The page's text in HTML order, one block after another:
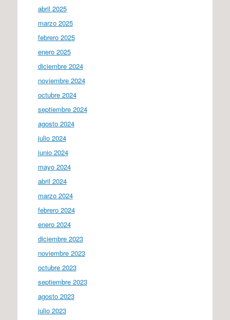
abril 2025
marzo 2025
febrero 2025
enero 2025
diciembre 2024
noviembre 2024
octubre 2024
septiembre 2024
agosto 2024
julio 2024
junio 2024
mayo 2024
abril 2024
marzo 2024
febrero 2024
enero 2024
diciembre 2023
noviembre 2023
octubre 2023
septiembre 2023
agosto 2023
julio 2023